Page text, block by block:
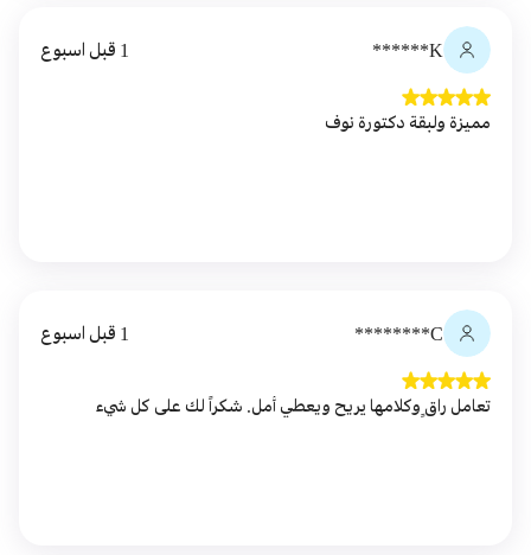
K****** 1 قبل اسبوع
مميزة ولبقة دكتورة نوف
C******** 1 قبل اسبوع
تعامل راقٍ وكلامها يريح ويعطي أمل. شكراً لك على كل شيء